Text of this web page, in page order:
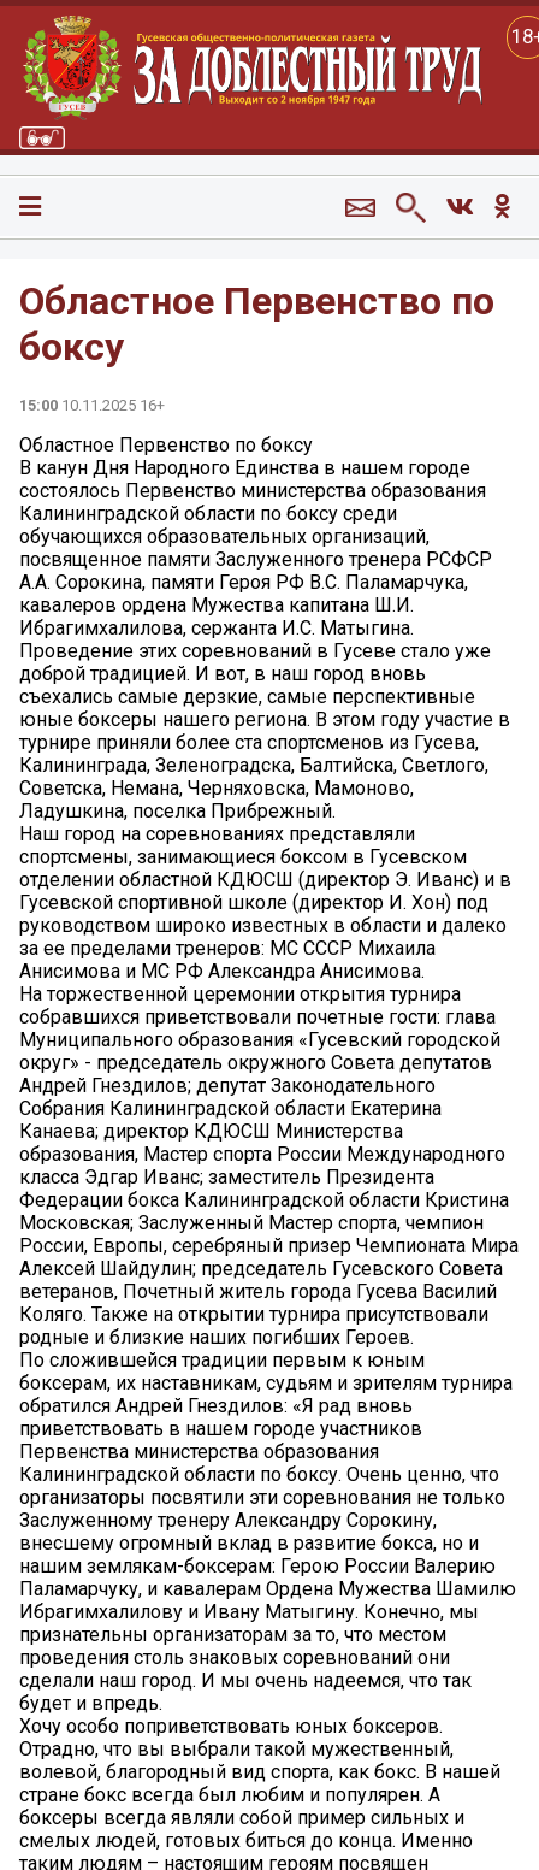
Областное Первенство по
боксу
15:00 10.11.2025 16+
Областное Первенство по боксу
В канун Дня Народного Единства в нашем городе
состоялось Первенство министерства образования
Калининградской области по боксу среди
обучающихся образовательных организаций,
посвященное памяти Заслуженного тренера РСФСР
А.А. Сорокина, памяти Героя РФ В.С. Паламарчука,
кавалеров ордена Мужества капитана Ш.И.
Ибрагимхалилова, сержанта И.С. Матыгина.
Проведение этих соревнований в Гусеве стало уже
доброй традицией. И вот, в наш город вновь
съехались самые дерзкие, самые перспективные
юные боксеры нашего региона. В этом году участие в
турнире приняли более ста спортсменов из Гусева,
Калининграда, Зеленоградска, Балтийска, Светлого,
Советска, Немана, Черняховска, Мамоново,
Ладушкина, поселка Прибрежный.
Наш город на соревнованиях представляли
спортсмены, занимающиеся боксом в Гусевском
отделении областной КДЮСШ (директор Э. Иванс) и в
Гусевской спортивной школе (директор И. Хон) под
руководством широко известных в области и далеко
за ее пределами тренеров: МС СССР Михаила
Анисимова и МС РФ Александра Анисимова.
На торжественной церемонии открытия турнира
собравшихся приветствовали почетные гости: глава
Муниципального образования «Гусевский городской
округ» - председатель окружного Совета депутатов
Андрей Гнездилов; депутат Законодательного
Собрания Калининградской области Екатерина
Канаева; директор КДЮСШ Министерства
образования, Мастер спорта России Международного
класса Эдгар Иванс; заместитель Президента
Федерации бокса Калининградской области Кристина
Московская; Заслуженный Мастер спорта, чемпион
России, Европы, серебряный призер Чемпионата Мира
Алексей Шайдулин; председатель Гусевского Совета
ветеранов, Почетный житель города Гусева Василий
Коляго. Также на открытии турнира присутствовали
родные и близкие наших погибших Героев.
По сложившейся традиции первым к юным
боксерам, их наставникам, судьям и зрителям турнира
обратился Андрей Гнездилов: «Я рад вновь
приветствовать в нашем городе участников
Первенства министерства образования
Калининградской области по боксу. Очень ценно, что
организаторы посвятили эти соревнования не только
Заслуженному тренеру Александру Сорокину,
внесшему огромный вклад в развитие бокса, но и
нашим землякам-боксерам: Герою России Валерию
Паламарчуку, и кавалерам Ордена Мужества Шамилю
Ибрагимхалилову и Ивану Матыгину. Конечно, мы
признательны организаторам за то, что местом
проведения столь знаковых соревнований они
сделали наш город. И мы очень надеемся, что так
будет и впредь.
Хочу особо поприветствовать юных боксеров.
Отрадно, что вы выбрали такой мужественный,
волевой, благородный вид спорта, как бокс. В нашей
стране бокс всегда был любим и популярен. А
боксеры всегда являли собой пример сильных и
смелых людей, готовых биться до конца. Именно
таким людям – настоящим героям посвящен